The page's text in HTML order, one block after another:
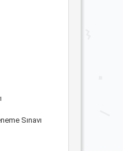
Sınavı